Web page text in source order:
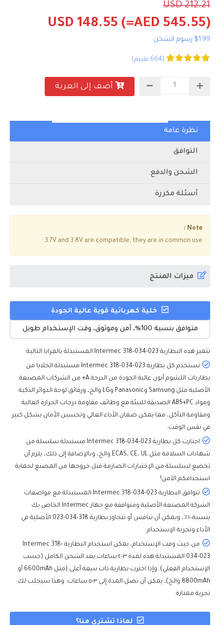
USD 212.21
USD 148.55 (=AED 545.55)
$1.99 رسوم الشحن
(664 تقييم)
أضف إلى العربة
نظرة عامة
التوافق
الشحن والدفع
أسئلة مكررة
Note :
3.7V and 3.8V are compatible, they are in common use.
ميزات المنتج
خلية كهربائية قوية عالية الجودة
متوافق بنسبة 100%، آمن وموثوق، وقت الإستخدام طويل
تتميز هذه البطارية Intermec 318-034-023 المستبدلة بالمزايا التالية:
تستخدم كل بطارية Intermec 318-034-023 مستبدلة الخلايا من
بطاريات الليثيوم أيون عالية الجودة من الدرجة A+ من الشركات المصنعة
الأصلية مثل Samsung وPanasonic وLG والخ، ورقائق لوحة الدوائر الذكية
ومواد ABS+PC الصديقة للبيئة مع وظائف مقاومة درجات الحرارة العالية
ومقاومة التآكل، مما يمكن ضمان الأداء العالي وتحسين الأمان بشكل كبير
في نفس الوقت.
اجتازت كل بطارية Intermec 318-034-023 مستبدلة سلسلة من
شهادات السلامة مثل ECAS، CE، UL والخ، وبالإضافة إلى ذلك، يلزم أن
تخضع لسلسلة من الإختبارات الصارمة قبل خروجها من المصنع لحماية
استخدامكم الآمن!
تتوافق البطارية Intermec 318-034-023 المستبدلة مع مواصفات
الشركة المصنعة الأصلية ومتوافقة مع جهاز Intermec الخاص بك
بنسبة١٠٠٪، ويمكن أن تنافس أو تتجاوز بطارية 318-034-023 الأصلية في
الأداء وتجرية الإستخدام.
من حيث وقت الإستخدام، يمكن استخدام البطارية Intermec 318-
034-023 المستبدلة هذه لمدة ٣-٤ ساعات بعد الشحن الكامل (حسب
الإستخدام الفعلي). وإذا اخترت بطارية ذات سعة أعلى (مثل 6600mAh أو
8800mAh والخ)، يمكن أن تصل المدة إلى ٣-٥ ساعات. وهذا سيجلب لك
تجربة ممتازة.
لماذا تشتري منا؟